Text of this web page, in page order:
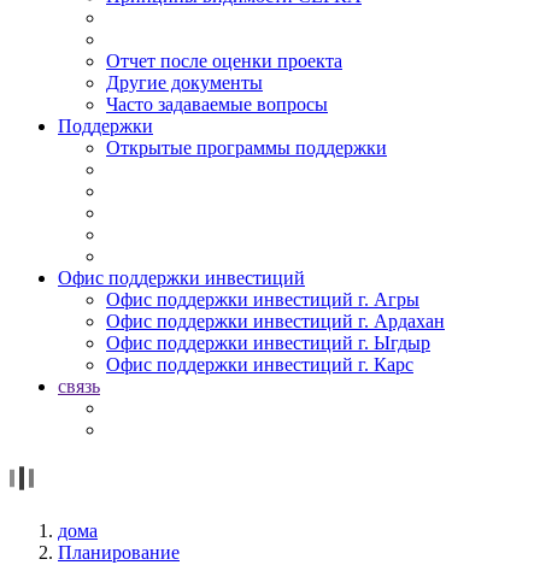
Отчет после оценки проекта
Другие документы
Часто задаваемые вопросы
Поддержки
Открытые программы поддержки
Офис поддержки инвестиций
Офис поддержки инвестиций г. Агры
Офис поддержки инвестиций г. Ардахан
Офис поддержки инвестиций г. Ыгдыр
Офис поддержки инвестиций г. Карс
связь
дома
Планирование